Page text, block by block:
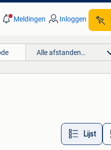
Meldingen Inloggen
Alle afstanden…
Lijst